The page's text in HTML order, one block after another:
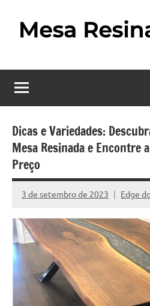
Resinada
–
Como
Fazer
uma
Mesa
Resinada
Passo
a
passo
o
fascinante
mesas
resinadas,
onde
a
elegância
se
encontra
com
criatividade
da
Dicas e Variedades:
Mesa Resinada e Encontre
Preço
3 de setembro de 2023 Edge
Nenhum
Comentário